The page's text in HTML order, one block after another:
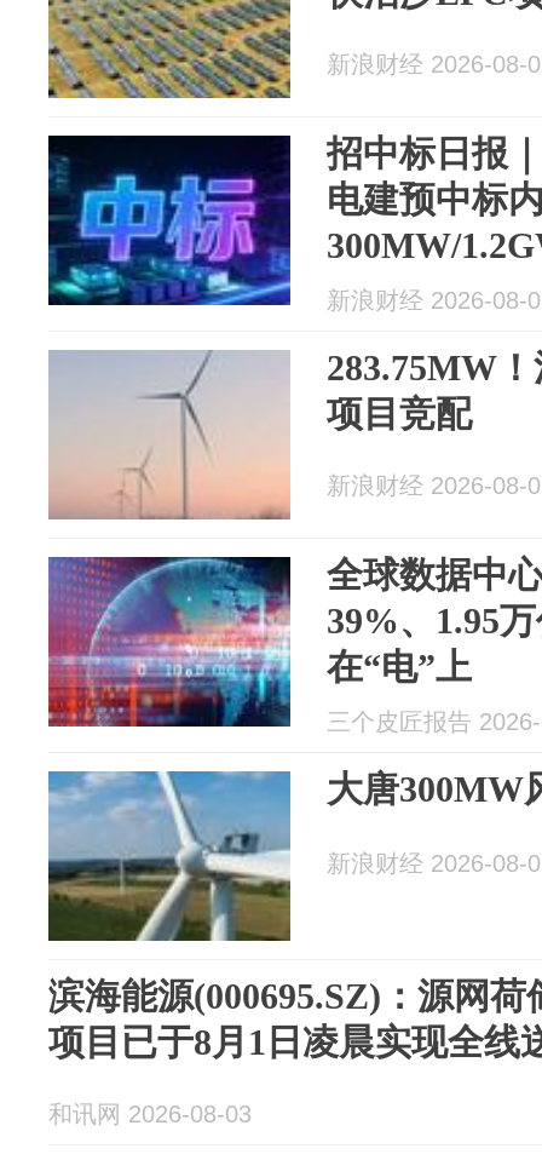
新浪财经 2026-08-
招中标日报
电建预中标
300MW/
新浪财经 2026-08-
283.75MW
项目竞配
新浪财经 2026-08-
全球数据中
39%、1.95
在“电”上
三个皮匠报告
大唐300MW
新浪财经 2026-08-
滨海能源(000695.SZ)：源网
项目已于8月1日凌晨实现全线
和讯网 2026-08-03